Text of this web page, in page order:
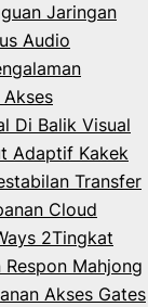
Jaringan
Audio
Di Balik Visual
Adaptif Kakek
Transfer
Cloud
2Tingkat
Respon Mahjong
Akses Gates